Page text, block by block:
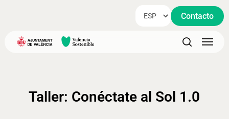
content
Contacto
search
Menu
Taller: Conéctate al Sol 1.0